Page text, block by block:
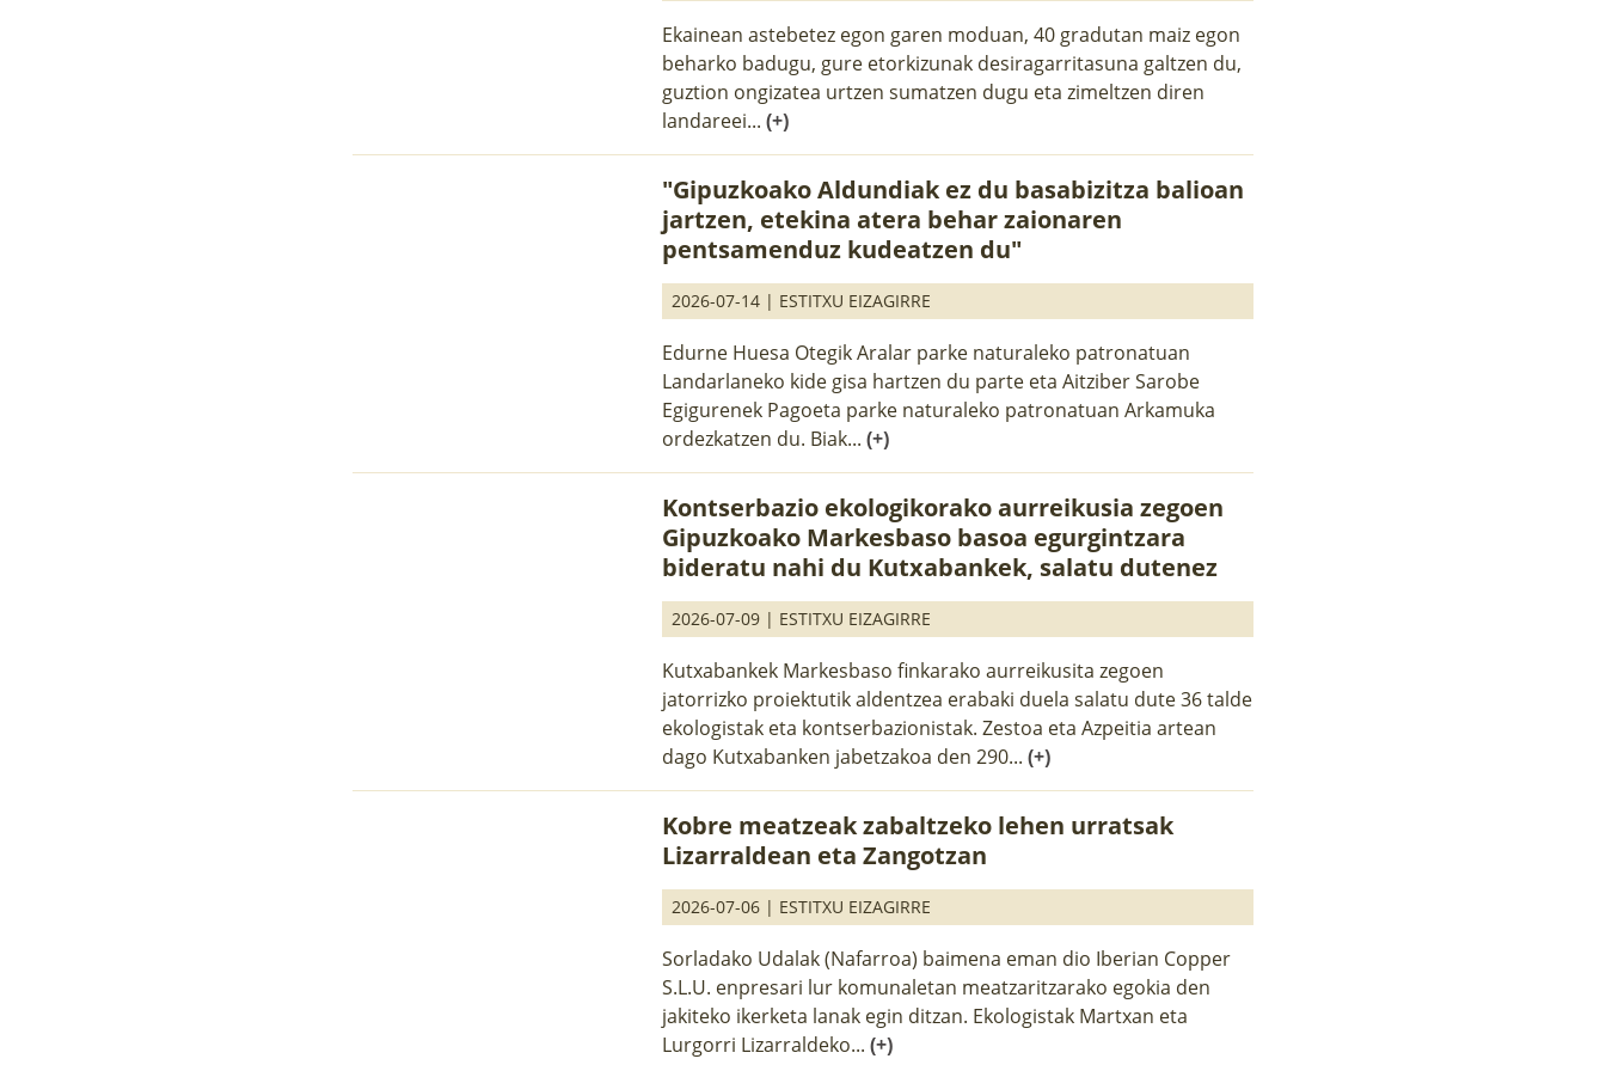
Ekainean astebetez egon garen moduan, 40 gradutan maiz egon
beharko badugu, gure etorkizunak desiragarritasuna galtzen du,
guztion ongizatea urtzen sumatzen dugu eta zimeltzen diren
landareei...(+)
"Gipuzkoako Aldundiak ez du basabizitza balioan
jartzen, etekina atera behar zaionaren
pentsamenduz kudeatzen du"
2026-07-14 | ESTITXU EIZAGIRRE
Edurne Huesa Otegik Aralar parke naturaleko patronatuan
Landarlaneko kide gisa hartzen du parte eta Aitziber Sarobe
Egigurenek Pagoeta parke naturaleko patronatuan Arkamuka
ordezkatzen du. Biak...(+)
Kontserbazio ekologikorako aurreikusia zegoen
Gipuzkoako Markesbaso basoa egurgintzara
bideratu nahi du Kutxabankek, salatu dutenez
2026-07-09 | ESTITXU EIZAGIRRE
Kutxabankek Markesbaso finkarako aurreikusita zegoen
jatorrizko proiektutik aldentzea erabaki duela salatu dute 36 talde
ekologistak eta kontserbazionistak. Zestoa eta Azpeitia artean
dago Kutxabanken jabetzakoa den 290...(+)
Kobre meatzeak zabaltzeko lehen urratsak
Lizarraldean eta Zangotzan
2026-07-06 | ESTITXU EIZAGIRRE
Sorladako Udalak (Nafarroa) baimena eman dio Iberian Copper
S.L.U. enpresari lur komunaletan meatzaritzarako egokia den
jakiteko ikerketa lanak egin ditzan. Ekologistak Martxan eta
Lurgorri Lizarraldeko...(+)